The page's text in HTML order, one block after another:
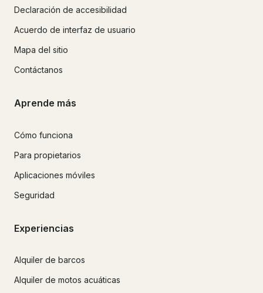
Declaración de accesibilidad
Acuerdo de interfaz de usuario
Mapa del sitio
Contáctanos
Aprende más
Cómo funciona
Para propietarios
Aplicaciones móviles
Seguridad
Experiencias
Alquiler de barcos
Alquiler de motos acuáticas